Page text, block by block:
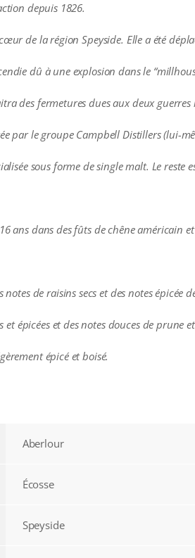
depuis 1826.
de la région Speyside. Elle a été
dû à une explosion dans le
des fermetures dues aux deux guerres
par le groupe Campbell Distillers (lui-
sous forme de single malt. Le reste
ans dans des fûts de chêne américain
de raisins secs et des notes épicée
épicées et des notes douces de prune
épicé et boisé.
Aberlour
Écosse
Speyside